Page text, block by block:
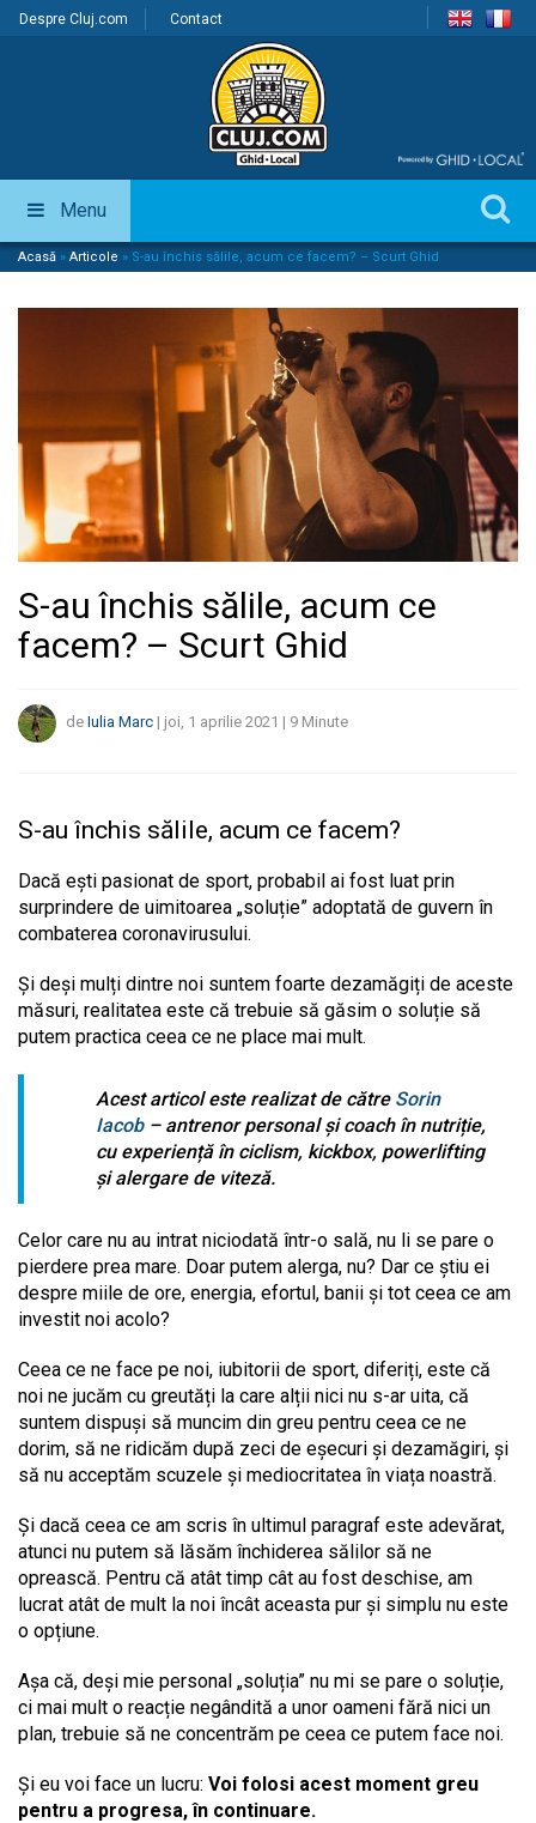
Despre Cluj.com Contact
Menu
Acasă » Articole » S-au închis sălile, acum ce facem? – Scurt Ghid
S-au închis sălile, acum ce
facem? – Scurt Ghid
de Iulia Marc | joi, 1 aprilie 2021 | 9 Minute
S-au închis sălile, acum ce facem?
Dacă ești pasionat de sport, probabil ai fost luat prin
surprindere de uimitoarea „soluție” adoptată de guvern în
combaterea coronavirusului.
Și deși mulți dintre noi suntem foarte dezamăgiți de aceste
măsuri, realitatea este că trebuie să găsim o soluție să
putem practica ceea ce ne place mai mult.
Acest articol este realizat de către Sorin
Iacob– antrenor personal și coach în nutriție,
cu experiență în ciclism, kickbox, powerlifting
și alergare de viteză.
Celor care nu au intrat niciodată într-o sală, nu li se pare o
pierdere prea mare. Doar putem alerga, nu? Dar ce știu ei
despre miile de ore, energia, efortul, banii și tot ceea ce am
investit noi acolo?
Ceea ce ne face pe noi, iubitorii de sport, diferiți, este că
noi ne jucăm cu greutăți la care alții nici nu s-ar uita, că
suntem dispuși să muncim din greu pentru ceea ce ne
dorim, să ne ridicăm după zeci de eșecuri și dezamăgiri, și
să nu acceptăm scuzele și mediocritatea în viața noastră.
Și dacă ceea ce am scris în ultimul paragraf este adevărat,
atunci nu putem să lăsăm închiderea sălilor să ne
oprească. Pentru că atât timp cât au fost deschise, am
lucrat atât de mult la noi încât aceasta pur și simplu nu este
o opțiune.
Așa că, deși mie personal „soluția” nu mi se pare o soluție,
ci mai mult o reacție negândită a unor oameni fără nici un
plan, trebuie să ne concentrăm pe ceea ce putem face noi.
Și eu voi face un lucru: Voi folosi acest moment greu
pentru a progresa, în continuare.